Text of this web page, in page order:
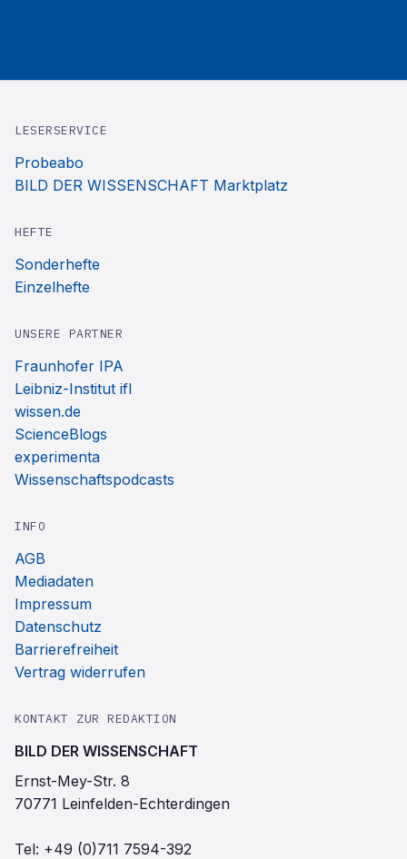
LESERSERVICE
Probeabo
BILD DER WISSENSCHAFT Marktplatz
HEFTE
Sonderhefte
Einzelhefte
UNSERE PARTNER
Fraunhofer IPA
Leibniz-Institut ifl
wissen.de
ScienceBlogs
experimenta
Wissenschaftspodcasts
INFO
AGB
Mediadaten
Impressum
Datenschutz
Barrierefreiheit
Vertrag widerrufen
KONTAKT ZUR REDAKTION
BILD DER WISSENSCHAFT
Ernst-Mey-Str. 8
70771 Leinfelden-Echterdingen
Tel: +49 (0)711 7594-392